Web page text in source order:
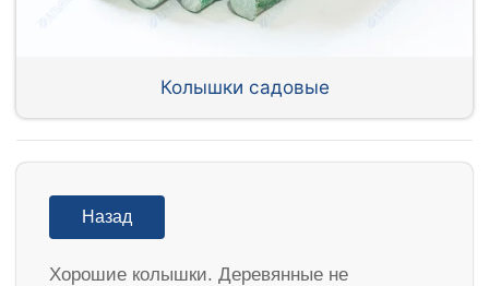
Колышки садовые
Назад
Хорошие колышки. Деревянные не